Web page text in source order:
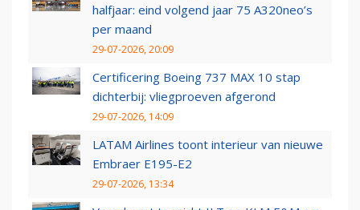
halfjaar: eind volgend jaar 75 A320neo’s
per maand
29-07-2026, 20:09
Certificering Boeing 737 MAX 10 stap
dichterbij: vliegproeven afgerond
29-07-2026, 14:09
LATAM Airlines toont interieur van nieuwe
Embraer E195-E2
29-07-2026, 13:34